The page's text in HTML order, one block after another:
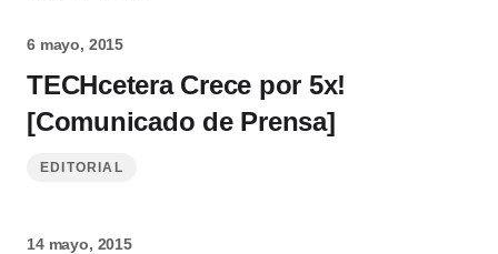
6 mayo, 2015
TECHcetera Crece por 5x!
[Comunicado de Prensa]
EDITORIAL
14 mayo, 2015